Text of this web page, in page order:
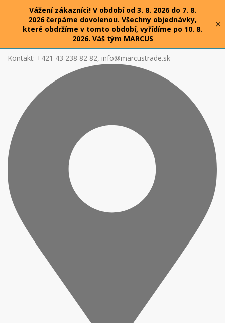
Vážení zákazníci! V období od 3. 8. 2026 do 7. 8.
2026 čerpáme dovolenou. Všechny objednávky,
které obdržíme v tomto období, vyřídíme po 10. 8.
2026. Váš tým MARCUS
×
Kontakt: +421 43 238 82 82, info@marcustrade.sk